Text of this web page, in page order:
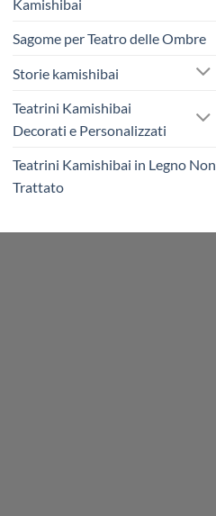
Kamishibai
Sagome per Teatro delle Ombre
Storie kamishibai
Teatrini Kamishibai
Decorati e Personalizzati
Teatrini Kamishibai in Legno Non
Trattato